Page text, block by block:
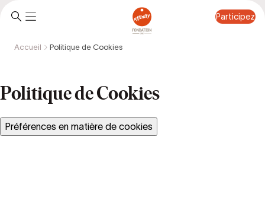
Participez
Accueil Politique de Cookies
Politique de Cookies
Préférences en matière de cookies